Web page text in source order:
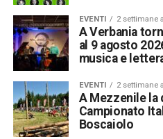
EVENTI 2 settimane
A Verbania
al 9 agosto
musica e
EVENTI 2 settimane
A Mezzenile la
Campionato
Boscaiolo